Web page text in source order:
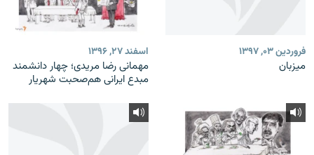
فروردین ۰۳, ۱۳۹۷
میزبان
اسفند ۲۷, ۱۳۹۶
مهمانی رضا مریدی؛ چهار دانشمند
مبدع ایرانی هم‌صحبت شهریار